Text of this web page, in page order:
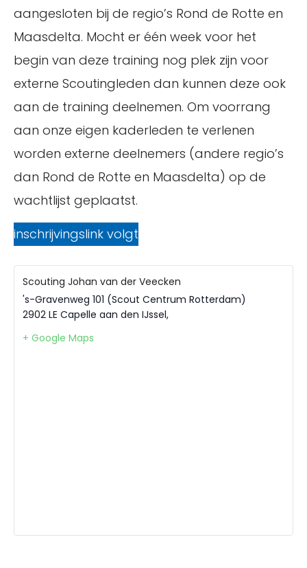
aangesloten bij de regio’s Rond de Rotte en
Maasdelta. Mocht er één week voor het
begin van deze training nog plek zijn voor
externe Scoutingleden dan kunnen deze ook
aan de training deelnemen. Om voorrang
aan onze eigen kaderleden te verlenen
worden externe deelnemers (andere regio’s
dan Rond de Rotte en Maasdelta) op de
wachtlijst geplaatst.
inschrijvingslink volgt
Scouting Johan van der Veecken
's-Gravenweg 101 (Scout Centrum Rotterdam)
2902 LE Capelle aan den IJssel,
+ Google Maps